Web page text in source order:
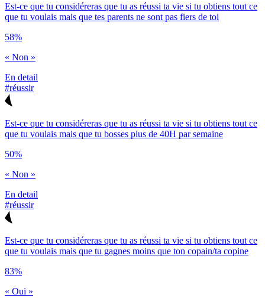
Est-ce que tu considéreras que tu as réussi ta vie si tu obtiens tout ce
que tu voulais mais que tes parents ne sont pas fiers de toi
58%
« Non »
En detail
#réussir
Est-ce que tu considéreras que tu as réussi ta vie si tu obtiens tout ce
que tu voulais mais que tu bosses plus de 40H par semaine
50%
« Non »
En detail
#réussir
Est-ce que tu considéreras que tu as réussi ta vie si tu obtiens tout ce
que tu voulais mais que tu gagnes moins que ton copain/ta copine
83%
« Oui »